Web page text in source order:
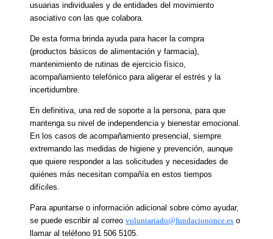
usuarias individuales y de entidades del movimiento
asociativo con las que colabora.
De esta forma brinda ayuda para hacer la compra
(productos básicos de alimentación y farmacia),
mantenimiento de rutinas de ejercicio físico,
acompañamiento telefónico para aligerar el estrés y la
incertidumbre.
En definitiva, una red de soporte a la persona, para que
mantenga su nivel de independencia y bienestar emocional.
En los casos de acompañamiento presencial, siempre
extremando las medidas de higiene y prevención, aunque
que quiere responder a las solicitudes y necesidades de
quiénes más necesitan compañía en estos tiempos
difíciles.
Para apuntarse o información adicional sobre cómo ayudar,
se puede escribir al correovoluntariado@fundaciononce.es o
llamar al teléfono 91 506 5105.